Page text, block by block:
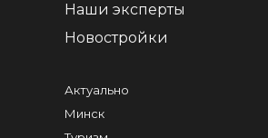
Наши эксперты
Новостройки
Актуально
Минск